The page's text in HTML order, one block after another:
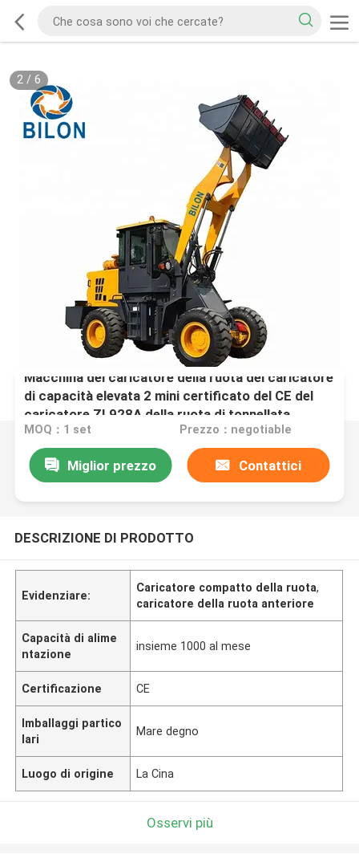
2/ 6
Macchina del caricatore della ruota del caricatore
di capacità elevata 2 mini certificato del CE del
caricatore ZL928A della ruota di tonnellata
MOQ：1 set Prezzo：negotiable
Miglior prezzo Contattici
DESCRIZIONE DI PRODOTTO
Evidenziare:
Caricatore compatto della ruota,
caricatore della ruota anteriore
Capacità di alime
ntazione
insieme 1000 al mese
Certificazione CE
Imballaggi partico
lari
Mare degno
Luogo di origine La Cina
Osservi più